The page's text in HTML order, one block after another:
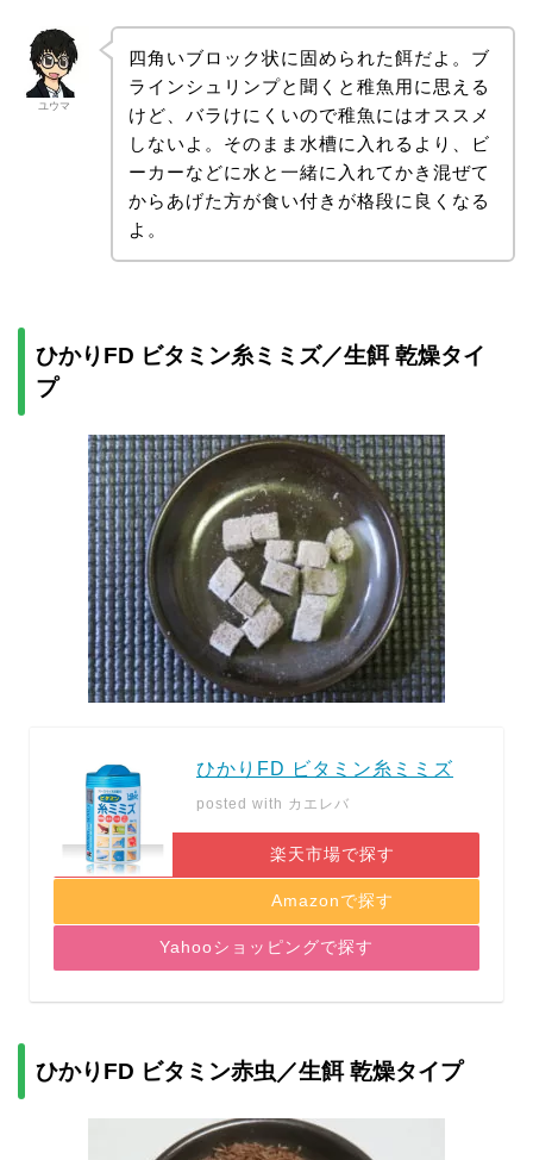
ユウマ
四角いブロック状に固められた餌だよ。ブ
ラインシュリンプと聞くと稚魚用に思える
けど、バラけにくいので稚魚にはオススメ
しないよ。そのまま水槽に入れるより、ビ
ーカーなどに水と一緒に入れてかき混ぜて
からあげた方が食い付きが格段に良くなる
よ。
ひかりFD ビタミン糸ミミズ／生餌 乾燥タイ
プ
ひかりFD ビタミン糸ミミズ
posted with カエレバ
楽天市場で探す
Amazonで探す
Yahooショッピングで探す
ひかりFD ビタミン赤虫／生餌 乾燥タイプ